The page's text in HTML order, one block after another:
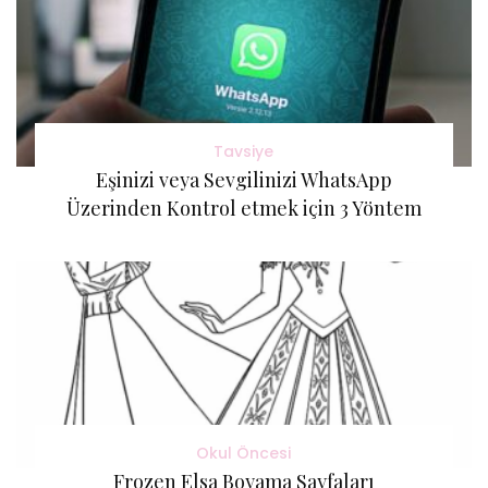
Tavsiye
Eşinizi veya Sevgilinizi WhatsApp
Üzerinden Kontrol etmek için 3 Yöntem
Okul Öncesi
Frozen Elsa Boyama Sayfaları